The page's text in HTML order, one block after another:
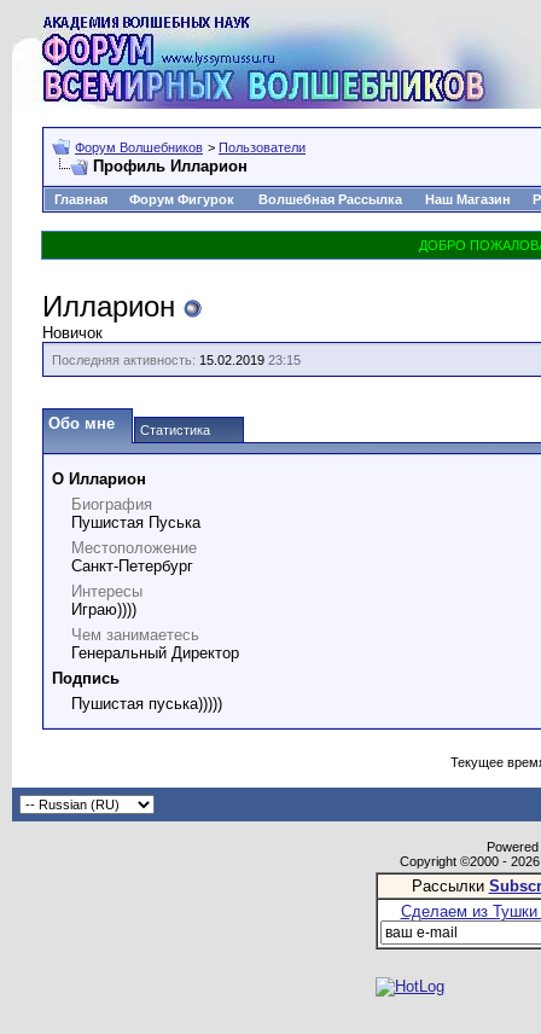
Форум Волшебников > Пользователи
Профиль Илларион
Главная Форум Фигурок Волшебная Рассылка Наш Магазин
Илларион
Новичок
Последняя активность: 15.02.2019 23:15
Обо мне Статистика
О Илларион
Биография
Пушистая Пуська
Местоположение
Санкт-Петербург
Интересы
Играю))))
Чем занимаетесь
Генеральный Директор
Подпись
Пушистая пуська)))))
Текущее
Copyright ©2000 -
Рассылки
Сделаем из Тушки